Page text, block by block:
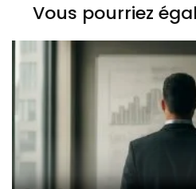
Vous pourriez